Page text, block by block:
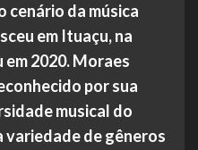
cenário da música
em Ituaçu, na
em 2020. Moraes
por sua
musical do
variedade de gêneros